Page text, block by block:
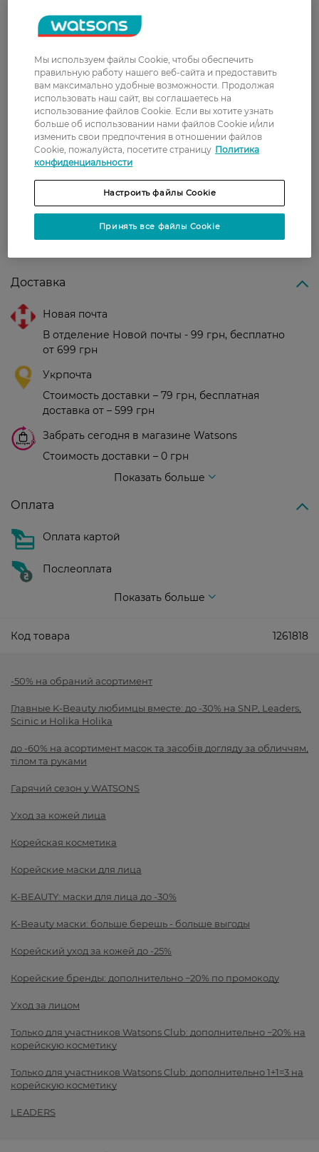
Людмила
Эффект заметен практически
хватает на несколько применений
Валерія
11 мая, 2021
Кожа после маски выглядит
заметно лучше. Маска освежает,
восстанавливает её, питает.
Марина
24 марта, 2021
Хорошая бюджетная маска, с
удобным лекалом, довольно
освежает кожу лица.
Показати ще
Доставка
Новая почта
В отделение Новой почты - 99 грн, бесплатно
от 699 грн
Укрпочта
Стоимость доставки – 79 грн, бесплатная
доставка от – 599 грн
Забрать сегодня в магазине Watsons
Стоимость доставки – 0 грн
Показать больше
Оплата
Оплата картой
Послеоплата
Показать больше
Код товара 1261818
-50% на обраний асортимент
Главные K-Beauty любимцы вместе: до -30% на SNP, Leaders,
Scinic и Holika Holika
до -60% на асортимент масок та засобів догляду за обличчям,
тілом та руками
Гарячий сезон у WATSONS
Уход за кожей лица
Корейская косметика
Корейские маски для лица
K-BEAUTY: маски для лица до -30%
K-Beauty маски: больше берешь - больше выгоды
Корейский уход за кожей до -25%
Корейские бренды: дополнительно −20% по промокоду
Уход за лицом
Только для участников Watsons Club: дополнительно −20% на
корейскую косметику
Только для участников Watsons Club: дополнительно 1+1=3 на
корейскую косметику
LEADERS
Мы используем файлы Cookie, чтобы обеспечить
правильную работу нашего веб-сайта и предоставить
вам максимально удобные возможности. Продолжая
использовать наш сайт, вы соглашаетесь на
использование файлов Cookie. Если вы хотите узнать
больше об использовании нами файлов Cookie и/или
изменить свои предпочтения в отношении файлов
Cookie, пожалуйста, посетите страницу Политика
конфиденциальности
Настроить файлы Cookie
Принять все файлы Cookie